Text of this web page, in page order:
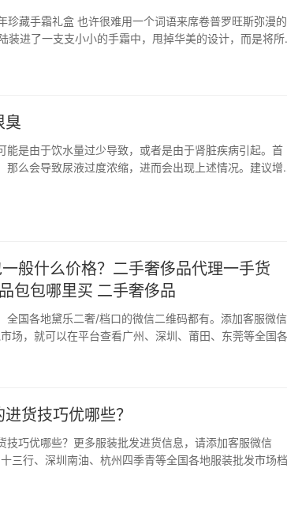
珍藏手霜礼盒 也许很难用一个词语来席卷普罗旺斯弥漫
装进了一支支小小的手霜中，甩掉华美的设计，而是将所
臭
能是由于饮水量过少导致，或者是由于肾脏疾病引起。首
那么会导致尿液过度浓缩，进而会出现上述情况。建议增
般什么价格？二手奢侈品代理一手货
包包哪里买 二手奢侈品
全国各地黛乐二奢/档口的微信二维码都有。添加客服微信
场，就可以在平台查看广州、深圳、莆田、东莞等全国
、手表的黛乐二奢一手货源，直接对接一手货源代发，一
货技巧优哪些？
技巧优哪些？更多服装批发进货信息，请添加客服微信
三行、深圳南油、杭州四季青等全国各地服装批发市场